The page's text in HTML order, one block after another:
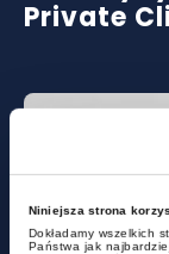
Niniejsza strona
Dokładamy wszelkich
Państwa jak
Private